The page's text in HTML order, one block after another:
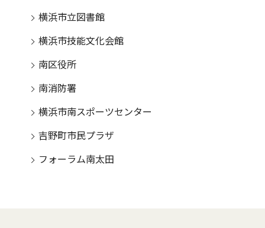
横浜市立図書館
横浜市技能文化会館
南区役所
南消防署
横浜市南スポーツセンター
吉野町市民プラザ
フォーラム南太田